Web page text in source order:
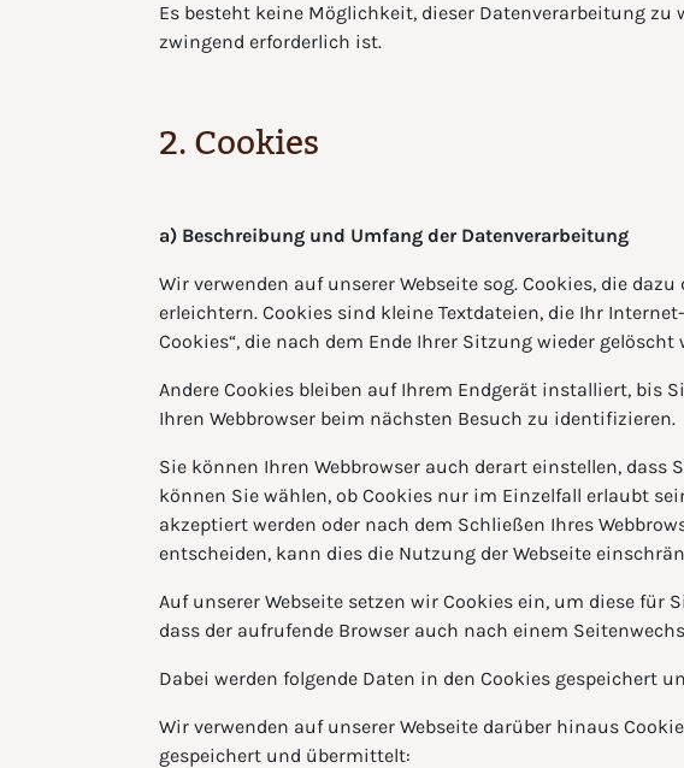
Es besteht keine Möglichkeit, dieser Datenverarbeitung zu
zwingend erforderlich ist.
2. Cookies
a) Beschreibung und Umfang der Datenverarbeitung
Wir verwenden auf unserer Webseite sog. Cookies, die
erleichtern. Cookies sind kleine Textdateien, die Ihr
Cookies“, die nach dem Ende Ihrer Sitzung wieder gelöscht
Andere Cookies bleiben auf Ihrem Endgerät installiert, bis
Ihren Webbrowser beim nächsten Besuch zu identifizieren.
Sie können Ihren Webbrowser auch derart einstellen,
können Sie wählen, ob Cookies nur im Einzelfall erlaubt
akzeptiert werden oder nach dem Schließen Ihres
entscheiden, kann dies die Nutzung der Webseite
Auf unserer Webseite setzen wir Cookies ein, um diese
dass der aufrufende Browser auch nach einem
Dabei werden folgende Daten in den Cookies gespeichert
Wir verwenden auf unserer Webseite darüber hinaus
gespeichert und übermittelt: